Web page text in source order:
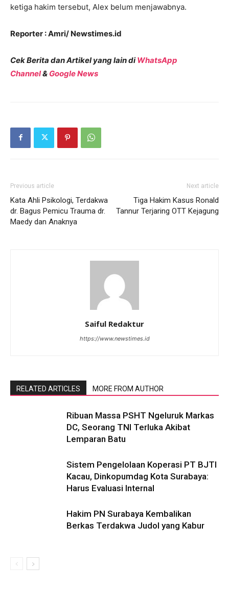
ketiga hakim tersebut, Alex belum menjawabnya.
Reporter : Amri/ Newstimes.id
Cek Berita dan Artikel yang lain diWhatsApp
Channel& Google News
Previous article
Kata Ahli Psikologi, Terdakwa
dr. Bagus Pemicu Trauma dr.
Maedy dan Anaknya
Next article
Tiga Hakim Kasus Ronald
Tannur Terjaring OTT Kejagung
Saiful Redaktur
https://www.newstimes.id
RELATED ARTICLES MORE FROM AUTHOR
Ribuan Massa PSHT Ngeluruk Markas
DC, Seorang TNI Terluka Akibat
Lemparan Batu
Sistem Pengelolaan Koperasi PT BJTI
Kacau, Dinkopumdag Kota Surabaya:
Harus Evaluasi Internal
Hakim PN Surabaya Kembalikan
Berkas Terdakwa Judol yang Kabur